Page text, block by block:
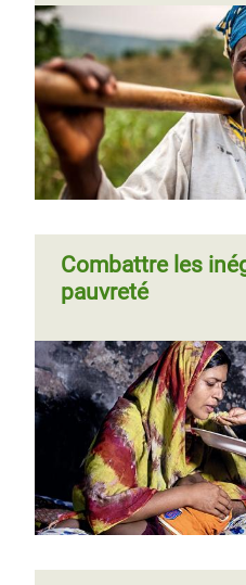
Combattre les
pauvreté